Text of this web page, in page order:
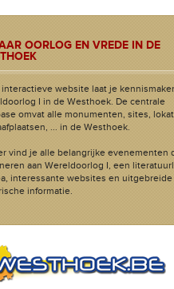
OORLOG EN VREDE IN DE
interactieve website laat je
I in de Westhoek. De centrale
omvat alle monumenten, sites,
... in de Westhoek.
vind je alle belangrijke evenementen
aan Wereldoorlog I, een
interessante websites en uitgebreide
informatie.